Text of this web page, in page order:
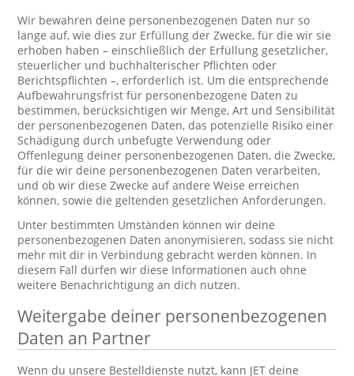
Wir bewahren deine personenbezogenen Daten nur so
lange auf, wie dies zur Erfüllung der Zwecke, für die wir sie
erhoben haben – einschließlich der Erfüllung gesetzlicher,
steuerlicher und buchhalterischer Pflichten oder
Berichtspflichten –, erforderlich ist. Um die entsprechende
Aufbewahrungsfrist für personenbezogene Daten zu
bestimmen, berücksichtigen wir Menge, Art und Sensibilität
der personenbezogenen Daten, das potenzielle Risiko einer
Schädigung durch unbefugte Verwendung oder
Offenlegung deiner personenbezogenen Daten, die Zwecke,
für die wir deine personenbezogenen Daten verarbeiten,
und ob wir diese Zwecke auf andere Weise erreichen
können, sowie die geltenden gesetzlichen Anforderungen.
Unter bestimmten Umständen können wir deine
personenbezogenen Daten anonymisieren, sodass sie nicht
mehr mit dir in Verbindung gebracht werden können. In
diesem Fall dürfen wir diese Informationen auch ohne
weitere Benachrichtigung an dich nutzen.
Weitergabe deiner personenbezogenen
Daten an Partner
Wenn du unsere Bestelldienste nutzt, kann JET deine